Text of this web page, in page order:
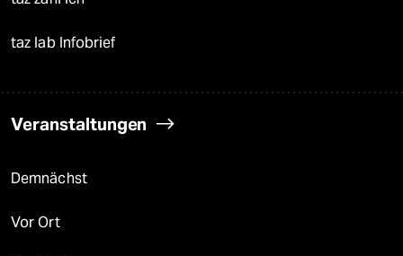
taz lab Infobrief
Veranstaltungen
Demnächst
Vor Ort